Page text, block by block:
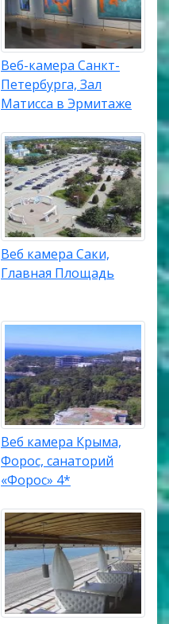
Веб-камера Санкт-
Петербурга, Зал
Матисса в Эрмитаже
Веб камера Саки,
Главная Площадь
Веб камера Крыма,
Форос, санаторий
«Форос» 4*